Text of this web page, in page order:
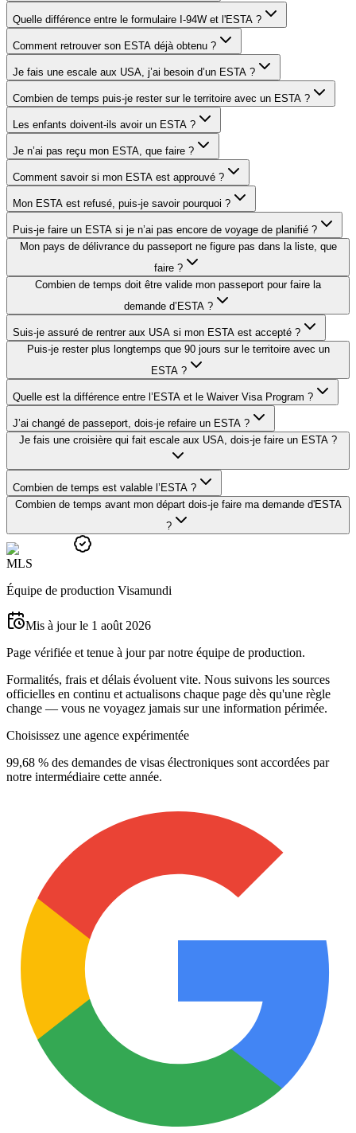
Quelle différence entre le formulaire I-94W et l'ESTA ?
Comment retrouver son ESTA déjà obtenu ?
Je fais une escale aux USA, j’ai besoin d’un ESTA ?
Combien de temps puis-je rester sur le territoire avec un ESTA ?
Les enfants doivent-ils avoir un ESTA ?
Je n’ai pas reçu mon ESTA, que faire ?
Comment savoir si mon ESTA est approuvé ?
Mon ESTA est refusé, puis-je savoir pourquoi ?
Puis-je faire un ESTA si je n’ai pas encore de voyage de planifié ?
Mon pays de délivrance du passeport ne figure pas dans la liste, que
faire ?
Combien de temps doit être valide mon passeport pour faire la
demande d’ESTA ?
Suis-je assuré de rentrer aux USA si mon ESTA est accepté ?
Puis-je rester plus longtemps que 90 jours sur le territoire avec un
ESTA ?
Quelle est la différence entre l’ESTA et le Waiver Visa Program ?
J’ai changé de passeport, dois-je refaire un ESTA ?
Je fais une croisière qui fait escale aux USA, dois-je faire un ESTA ?
Combien de temps est valable l’ESTA ?
Combien de temps avant mon départ dois-je faire ma demande d'ESTA
?
MLS
Équipe de production Visamundi
Mis à jour le 1 août 2026
Page vérifiée et tenue à jour par notre équipe de production.
Formalités, frais et délais évoluent vite. Nous suivons les sources
officielles en continu et actualisons chaque page dès qu'une règle
change — vous ne voyagez jamais sur une information périmée.
Choisissez une agence expérimentée
99,68 % des demandes de visas électroniques sont accordées par
notre intermédiaire cette année.